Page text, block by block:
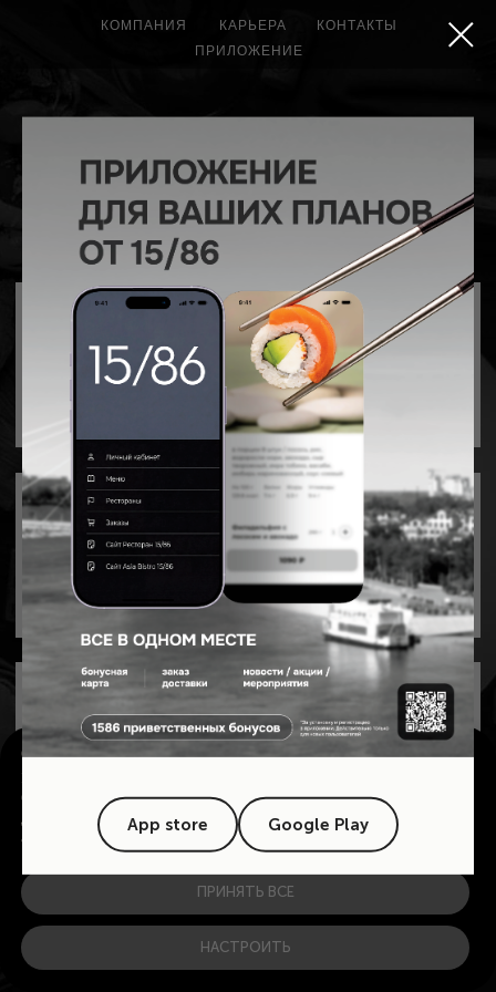
Азиатское бистро
Ресторан с
лучшим
панорамным
видом на
Набережную
для любого
события
КОНТАКТЫ
КАРЬЕРА
ПРИЛОЖЕНИЕ
КОМПАНИЯ
App store Google Play
Согласие на cookie-файлы
Мы используем cookie-файлы для улучшения предоставляемых услуг.
Оставаясь на сайте, вы даете согласие на обработку и хранение персональных
данных с использованием метрических программ, в том числе сервисом
аналитики Яндекс.Метрика, в соответствии с
политикой конфиденциальности
ПРИНЯТЬ ВСЕ
НАСТРОИТЬ